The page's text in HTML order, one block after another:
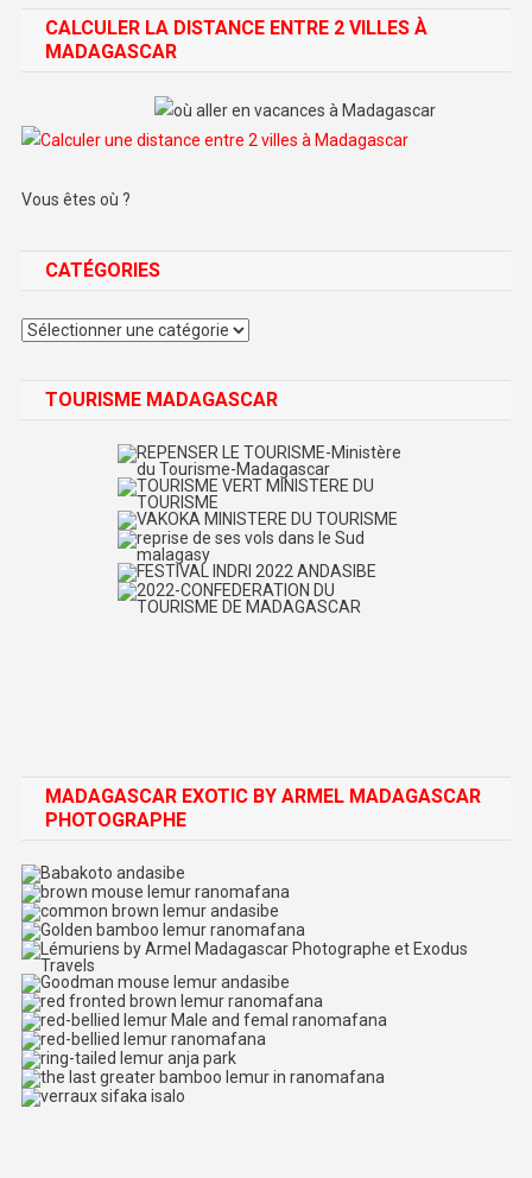
CALCULER LA DISTANCE ENTRE 2 VILLES À
MADAGASCAR
Vous êtes où ?
CATÉGORIES
Catégories
TOURISME MADAGASCAR
MADAGASCAR EXOTIC BY ARMEL MADAGASCAR
PHOTOGRAPHE